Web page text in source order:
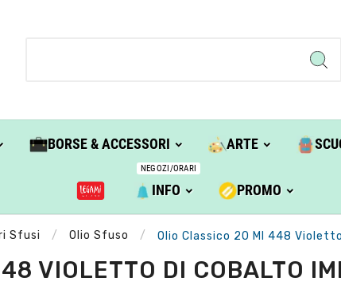
BORSE & ACCESSORI ARTE
INFO
NEGOZI/ORARI
PROMO
Sfusi Olio Sfuso Olio Classico 20 Ml 448
VIOLETTO DI COBALTO